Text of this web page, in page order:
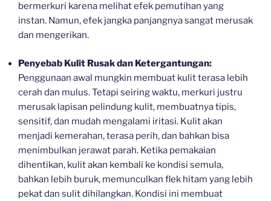
bermerkuri karena melihat efek pemutihan yang
instan. Namun, efek jangka panjangnya sangat merusak
dan mengerikan.
Penyebab Kulit Rusak dan Ketergantungan:
Penggunaan awal mungkin membuat kulit terasa lebih
cerah dan mulus. Tetapi seiring waktu, merkuri justru
merusak lapisan pelindung kulit, membuatnya tipis,
sensitif, dan mudah mengalami iritasi. Kulit akan
menjadi kemerahan, terasa perih, dan bahkan bisa
menimbulkan jerawat parah. Ketika pemakaian
dihentikan, kulit akan kembali ke kondisi semula,
bahkan lebih buruk, memunculkan flek hitam yang lebih
pekat dan sulit dihilangkan. Kondisi ini membuat